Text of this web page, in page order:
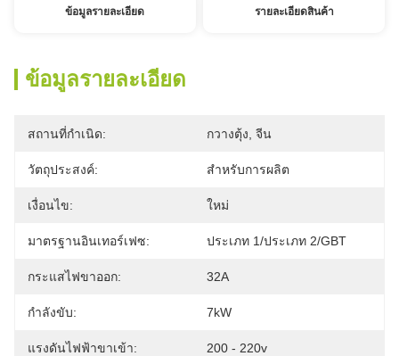
ข้อมูลรายละเอียด รายละเอียดสินค้า
ข้อมูลรายละเอียด
สถานที่กำเนิด: กวางตุ้ง, จีน
วัตถุประสงค์: สำหรับการผลิต
เงื่อนไข: ใหม่
มาตรฐานอินเทอร์เฟซ: ประเภท 1/ประเภท 2/GBT
กระแสไฟขาออก: 32A
กำลังขับ: 7kW
แรงดันไฟฟ้าขาเข้า: 200 - 220v